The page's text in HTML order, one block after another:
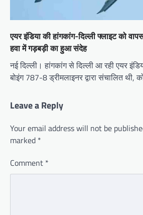
एयर इंडिया की हांगकांग-दिल्ली फ्लाइट को
हवा में गड़बड़ी का हुआ संदेह
नई दिल्ली। हांगकांग से दिल्ली आ रही एयर
बोइंग 787-8 ड्रीमलाइनर द्वारा संचालित थी,
Leave a Reply
Your email address will not be
marked *
Comment *